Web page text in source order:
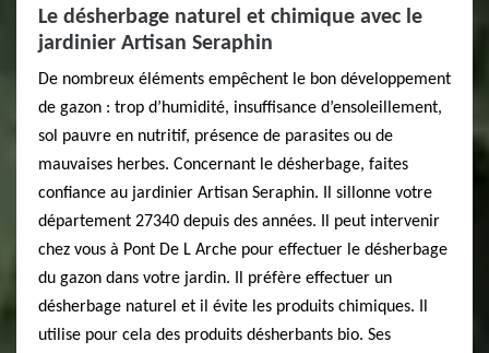
Le désherbage naturel et chimique avec le
jardinier Artisan Seraphin
De nombreux éléments empêchent le bon développement
de gazon : trop d’humidité, insuffisance d’ensoleillement,
sol pauvre en nutritif, présence de parasites ou de
mauvaises herbes. Concernant le désherbage, faites
confiance au jardinier Artisan Seraphin. Il sillonne votre
département 27340 depuis des années. Il peut intervenir
chez vous à Pont De L Arche pour effectuer le désherbage
du gazon dans votre jardin. Il préfère effectuer un
désherbage naturel et il évite les produits chimiques. Il
utilise pour cela des produits désherbants bio. Ses